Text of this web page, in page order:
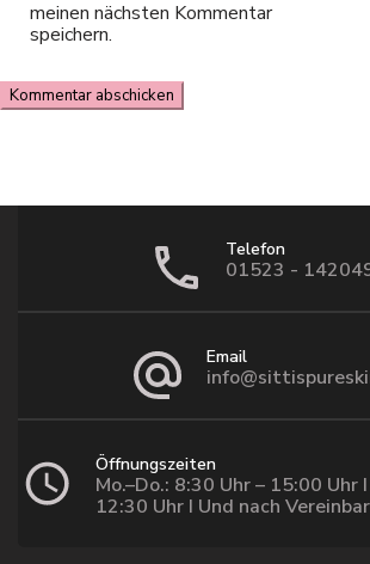
meinen nächsten Kommentar
speichern.
Telefon
01523 -
Email
Öffnungszeiten
Mo.–Do.: 8:30 Uhr – 15:00 Uhr
12:30 Uhr I Und nach